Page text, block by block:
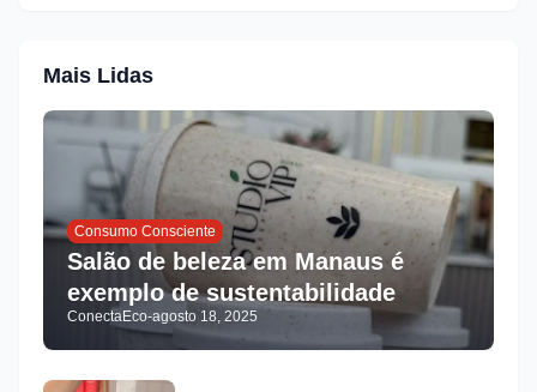
Mais Lidas
Consumo Consciente
Salão de beleza em Manaus é
exemplo de sustentabilidade
ConectaEco-agosto 18, 2025